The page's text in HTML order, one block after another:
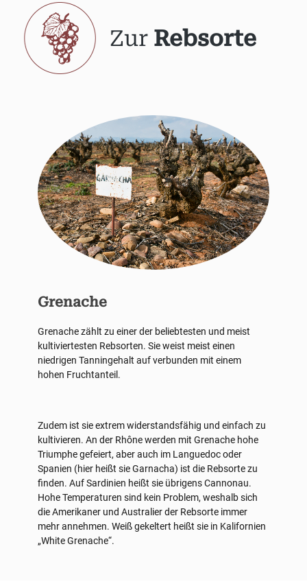
Zur Rebsorte
Grenache
Grenache zählt zu einer der beliebtesten und meist
kultiviertesten Rebsorten. Sie weist meist einen
niedrigen Tanningehalt auf verbunden mit einem
hohen Fruchtanteil.
Zudem ist sie extrem widerstandsfähig und einfach zu
kultivieren. An der Rhône werden mit Grenache hohe
Triumphe gefeiert, aber auch im Languedoc oder
Spanien (hier heißt sie Garnacha) ist die Rebsorte zu
finden. Auf Sardinien heißt sie übrigens Cannonau.
Hohe Temperaturen sind kein Problem, weshalb sich
die Amerikaner und Australier der Rebsorte immer
mehr annehmen. Weiß gekeltert heißt sie in Kalifornien
„White Grenache“.